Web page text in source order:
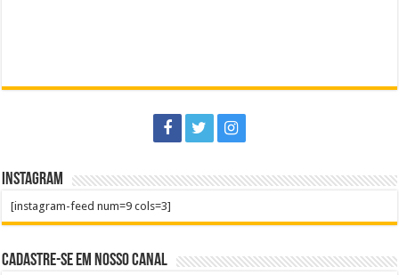
Instagram
[instagram-feed num=9 cols=3]
Cadastre-se em nosso Canal